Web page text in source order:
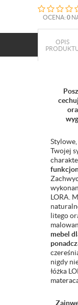
OCENA: 0
OPIS
Stylowe,
Twojej
LORA.
litego
mebel
nigdy
łóżka